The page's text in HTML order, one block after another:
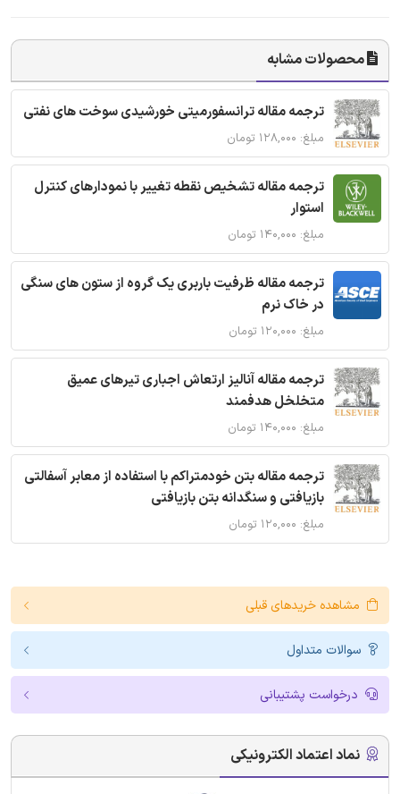
محصولات مشابه
ترجمه مقاله ترانسفورمیتی خورشیدی سوخت های نفتی
مبلغ: ۱۲۸,۰۰۰ تومان
ترجمه مقاله تشخیص نقطه تغییر با نمودارهای کنترل
استوار
مبلغ: ۱۴۰,۰۰۰ تومان
ترجمه مقاله ظرفیت باربری یک گروه از ستون های سنگی
در خاک نرم
مبلغ: ۱۲۰,۰۰۰ تومان
ترجمه مقاله آنالیز ارتعاش اجباری تیرهای عمیق
متخلخل هدفمند
مبلغ: ۱۴۰,۰۰۰ تومان
ترجمه مقاله بتن خودمتراکم با استفاده از معابر آسفالتی
بازیافتی و سنگدانه بتن بازیافتی
مبلغ: ۱۲۰,۰۰۰ تومان
مشاهده خریدهای قبلی
سوالات متداول
درخواست پشتیبانی
نماد اعتماد الکترونیکی